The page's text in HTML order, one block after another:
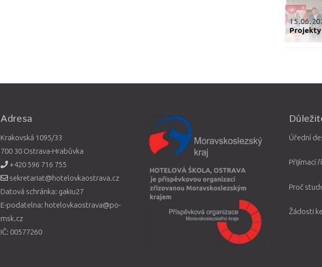
Projekty
Adresa
Krakovská 1095/33
700 30 Ostrava-Hrabůvka
+420 596 716 755
sekretariat@hotelovkaostrava.cz
Datová schránka: gakiu27
E-podatelna: hotelovkaostrava@po-
msk.cz
IČ: 00577260
Úřední
Přijímací
Proč
Žádosti